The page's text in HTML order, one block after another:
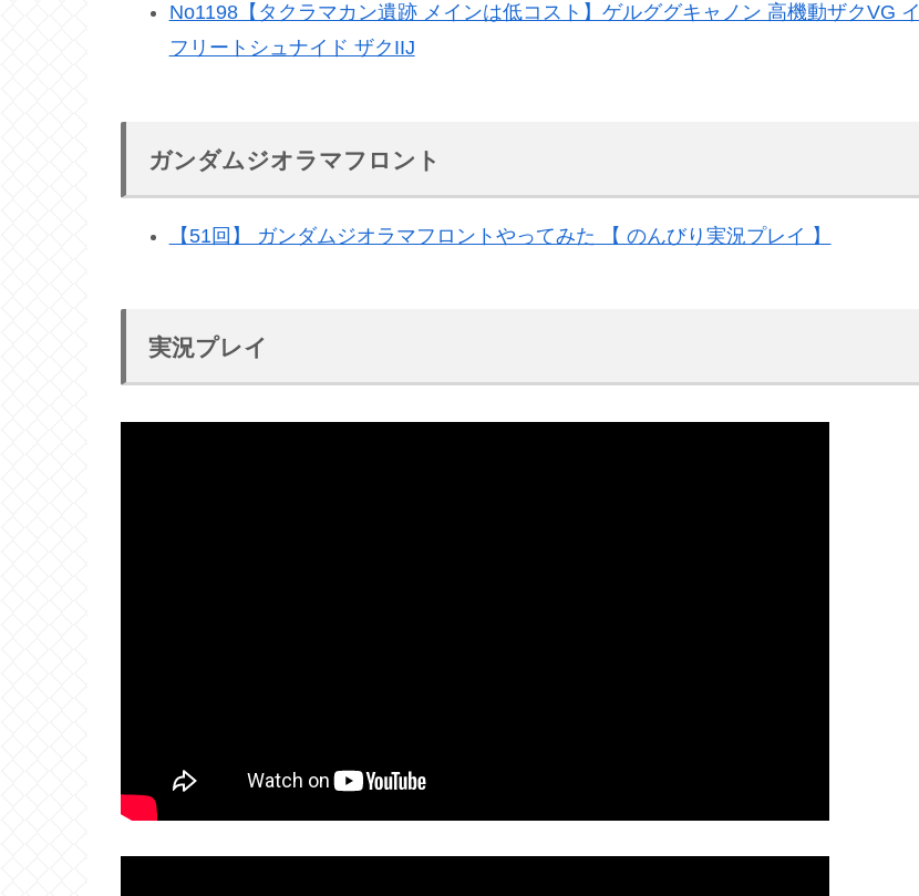
No1198【タクラマカン遺跡 メインは低コスト】ゲルググキャノン 高機動ザクVG イ
フリートシュナイド ザクIIJ
ガンダムジオラマフロント
【51回】 ガンダムジオラマフロントやってみた 【 のんびり実況プレイ 】
実況プレイ